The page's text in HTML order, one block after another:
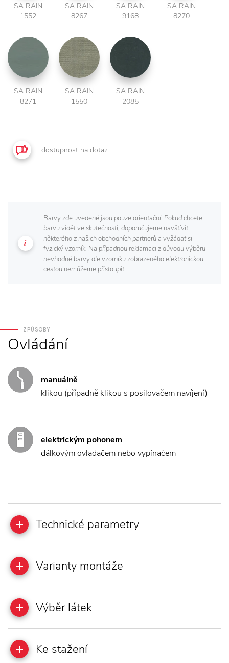
SA RAIN
1552
SA RAIN
8267
SA RAIN
9168
SA RAIN
8270
SA RAIN
8271
SA RAIN
1550
SA RAIN
2085
dostupnost na dotaz
Barvy zde uvedené jsou pouze orientační. Pokud chcete
barvu vidět ve skutečnosti, doporučujeme navštívit
některého z našich obchodních partnerů a vyžádat si
fyzický vzorník. Na případnou reklamaci z důvodu výběru
nevhodné barvy dle vzorníku zobrazeného elektronickou
cestou nemůžeme přistoupit.
ZPŮSOBY
Ovládání
manuálně
klikou (případně klikou s posilovačem navíjení)
elektrickým pohonem
dálkovým ovladačem nebo vypínačem
Technické parametry
Varianty montáže
Výběr látek
Ke stažení